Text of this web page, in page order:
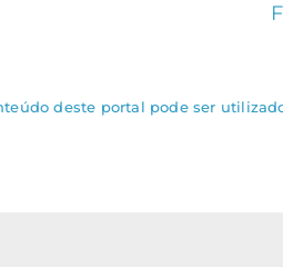
deste portal pode ser